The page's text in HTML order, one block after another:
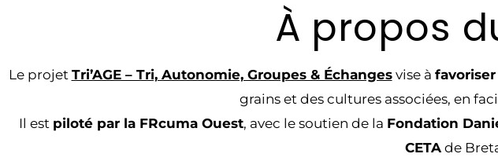
À propos
Le projet Tri’AGE – Tri, Autonomie, Groupes & Échangesvise à
grains et des cultures associées, en
Il est piloté par la FRcuma Ouest, avec le soutien de la Fondation
CETA de